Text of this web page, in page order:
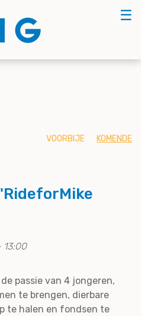
☰
VOORBIJE KOMENDE
13:00
passie van 4 jongeren,
te brengen, dierbare
te halen en fondsen te